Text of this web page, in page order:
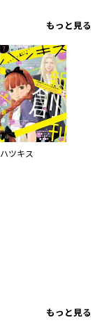
もっと見る
ハツキス
もっと見る